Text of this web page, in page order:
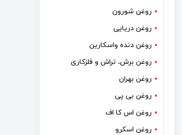
روغن شورون
روغن دریایی
روغن دنده واسکارین
روغن برش، تراش و فلزکاری
روغن بهران
روغن بی پی
روغن اس کا اف
روغن اسکرو